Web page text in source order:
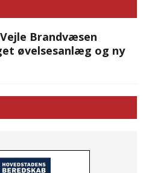
Brandvæsen
øvelsesanlæg og ny